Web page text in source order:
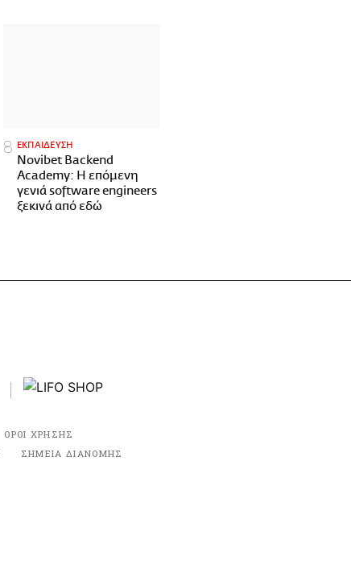
ΕΚΠΑΙΔΕΥΣΗ
Novibet Backend
Academy: Η επόμενη
γενιά software engineers
ξεκινά από εδώ
ΟΡΟΙ ΧΡΗΣΗΣ
ΣΗΜΕΙΑ ΔΙΑΝΟΜΗΣ